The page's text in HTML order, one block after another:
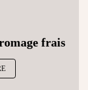
frais